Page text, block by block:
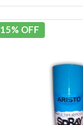
15% OFF